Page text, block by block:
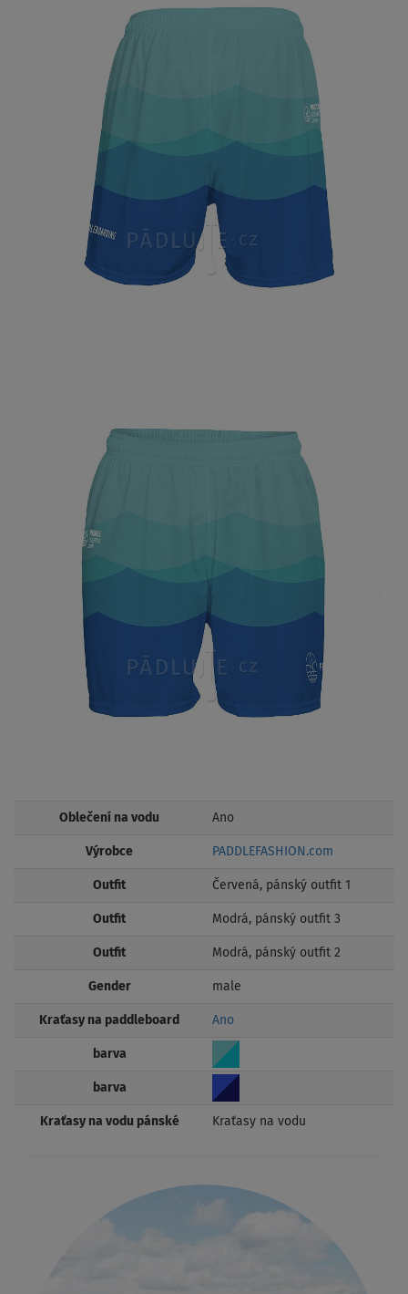
Oblečení na vodu Ano
Výrobce PADDLEFASHION.com
Outfit Červená, pánský outfit 1
Outfit Modrá, pánský outfit 3
Outfit Modrá, pánský outfit 2
Gender male
Kraťasy na paddleboard Ano
barva
barva
Kraťasy na vodu pánské Kraťasy na vodu